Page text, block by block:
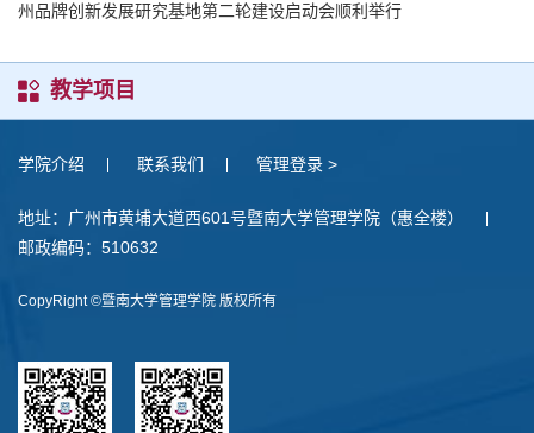
州品牌创新发展研究基地第二轮建设启动会顺利举行
教学项目
学院介绍 联系我们 管理登录 >
地址：广州市黄埔大道西601号暨南大学管理学院（惠全楼）
邮政编码：510632
CopyRight ©暨南大学管理学院 版权所有